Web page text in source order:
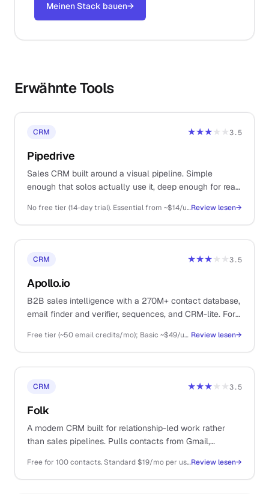
Meinen Stack bauen→
Erwähnte Tools
CRM ★★★★★3.5
Pipedrive
Sales CRM built around a visual pipeline. Simple
enough that solos actually use it, deep enough for real
No free tier (14-day trial). Essential from ~$14/user/mo (annual), Advanced ~$29, Professional ~$59, Power ~$69, Enterprise ~$99Review lesen→
CRM ★★★★★3.5
Apollo.io
B2B sales intelligence with a 270M+ contact database,
email finder and verifier, sequences, and CRM-lite. For
Free tier (~50 email credits/mo); Basic ~$49/user/mo, Professional ~$79/user/mo, Organization ~$119/user/mo (annual billing) Review lesen→
CRM ★★★★★3.5
Folk
A modern CRM built for relationship-led work rather
than sales pipelines. Pulls contacts from Gmail,
designed rather than enterprise-bolted.
Free for 100 contacts. Standard $19/mo per user, Pro $39/mo, billed annuallyReview lesen→